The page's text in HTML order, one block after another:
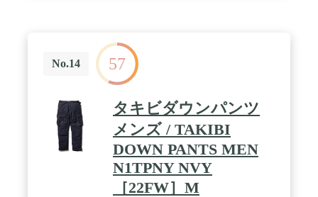
No.14 57
タキビダウンパンツ
メンズ / TAKIBI
DOWN PANTS MEN
N1TPNY NVY
［22FW］M